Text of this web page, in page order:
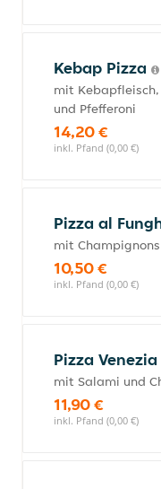
Kebap Pizza
mit
und Pfefferoni
14,20 €
inkl. Pfand (0,00 €)
Pizza al
mit Champignons
10,50 €
inkl. Pfand (0,00 €)
Pizza Venezia
mit Salami und
11,90 €
inkl. Pfand (0,00 €)